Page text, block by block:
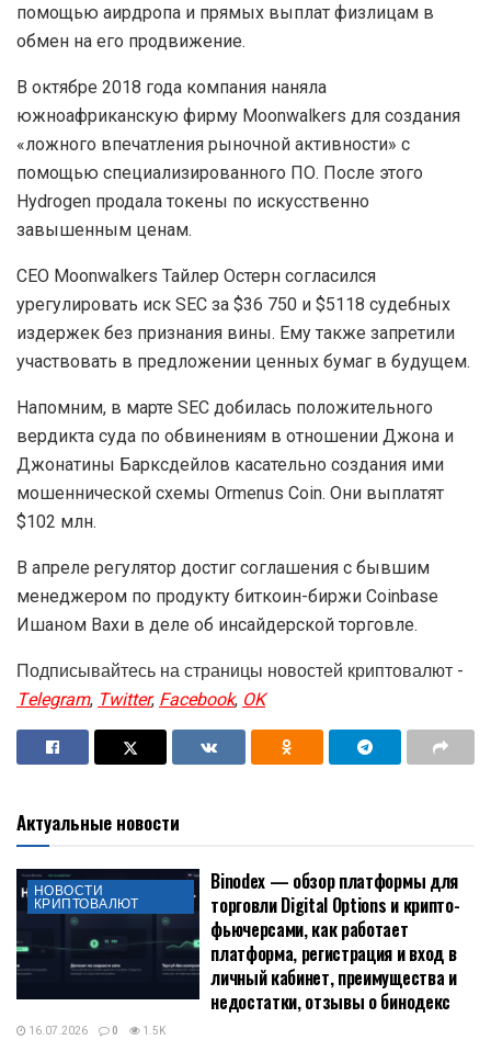
помощью аирдропа и прямых выплат физлицам в
обмен на его продвижение.
В октябре 2018 года компания наняла
южноафриканскую фирму Moonwalkers для создания
«ложного впечатления рыночной активности» с
помощью специализированного ПО. После этого
Hydrogen продала токены по искусственно
завышенным ценам.
CEO Moonwalkers Тайлер Остерн согласился
урегулировать иск SEC за $36 750 и $5118 судебных
издержек без признания вины. Ему также запретили
участвовать в предложении ценных бумаг в будущем.
Напомним, в марте SEC добилась положительного
вердикта суда по обвинениям в отношении Джона и
Джонатины Барксдейлов касательно создания ими
мошеннической схемы Ormenus Coin. Они выплатят
$102 млн.
В апреле регулятор достиг соглашения с бывшим
менеджером по продукту биткоин-биржи Coinbase
Ишаном Вахи в деле об инсайдерской торговле.
Подписывайтесь на страницы новостей криптовалют -
Telegram,Twitter,Facebook,OK
Актуальные новости
НОВОСТИ
КРИПТОВАЛЮТ
Binodex — обзор платформы для
торговли Digital Options и крипто-
фьючерсами, как работает
платформа, регистрация и вход в
личный кабинет, преимущества и
недостатки, отзывы о бинодекс
16.07.2026 0 1.5K